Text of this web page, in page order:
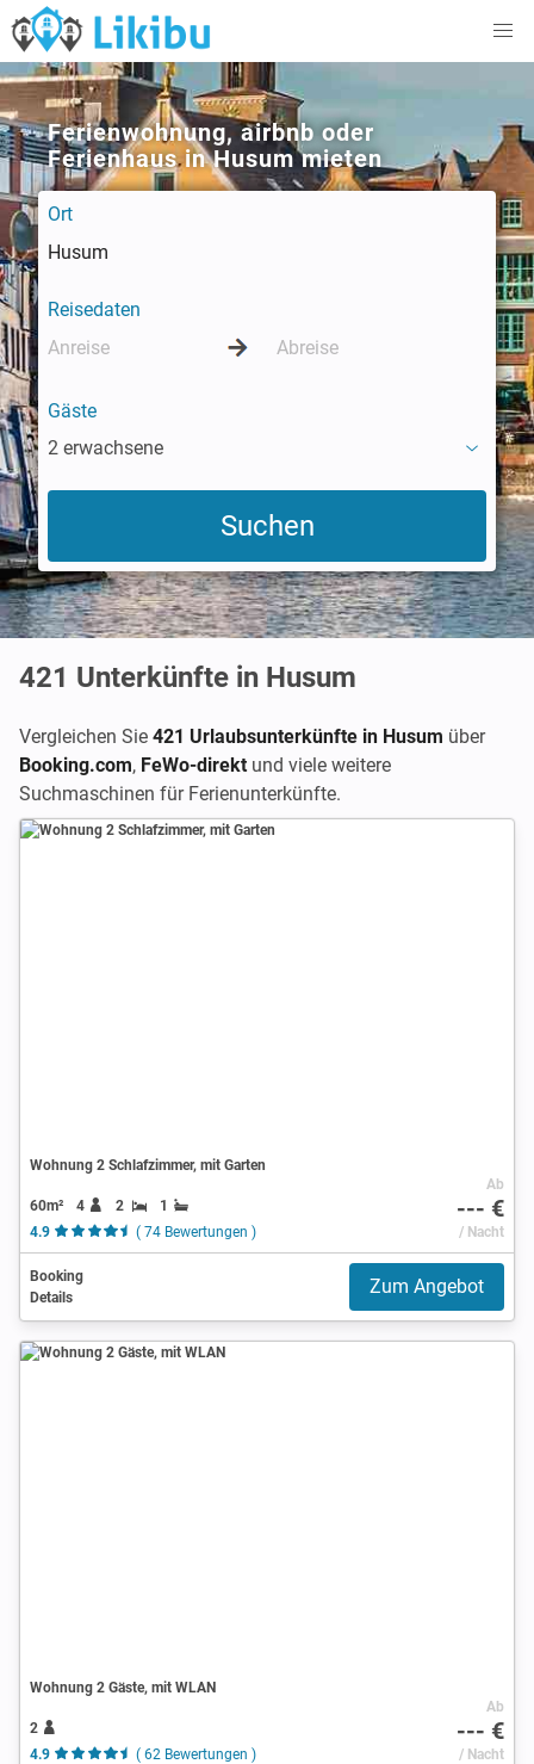
Ferienwohnung, airbnb oder
Ferienhaus in Husum mieten
Ort
Reisedaten
Gäste
2 erwachsene
421 Unterkünfte in Husum
Vergleichen Sie 421 Urlaubsunterkünfte in Husum über
Booking.com, FeWo-direkt und viele weitere
Suchmaschinen für Ferienunterkünfte.
Wohnung 2 Schlafzimmer, mit Garten
60m² 4 2
1
4.9
( 74 Bewertungen )
Ab
--- €
/ Nacht
Booking
Details
Zum Angebot
Wohnung 2 Gäste, mit WLAN
2
4.9
( 62 Bewertungen )
Ab
--- €
/ Nacht